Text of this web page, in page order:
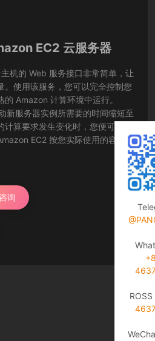
EC2 云服务器
机的 Web 服务接口非常简单，让
。使用该服务，您可以完全控制您
Amazon 计算环境中运行。
新服务器实例所需要的时间缩短至
算要求发生变化时，您便可以快
EC2 按您实际使用的容量收
方式。Amazon EC2 云服务器还为
复应用程序以及排除常见故障情况
询